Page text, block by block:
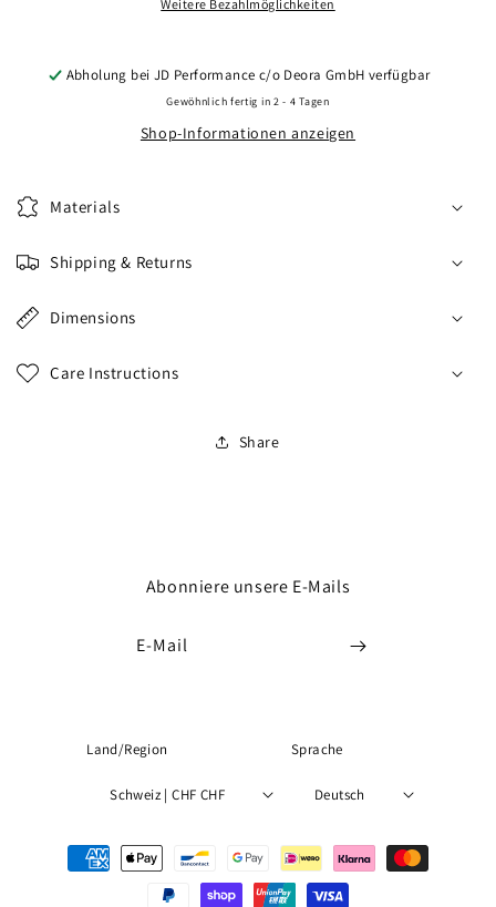
35
Tinted
Black
35
Tinted
Black
Weitere Bezahlmöglichkeiten
Abholung bei JD Performance c/o Deora GmbH verfügbar
Gewöhnlich fertig in 2 - 4 Tagen
Shop-Informationen anzeigen
Materials
Shipping & Returns
Dimensions
Care Instructions
Share
Abonniere unsere E-Mails
E-Mail
Land/Region
Schweiz | CHF CHF
Sprache
Deutsch
Zahlungsmethoden